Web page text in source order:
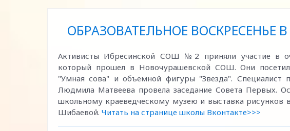
ОБРАЗОВАТЕЛЬНОЕ
Активисты Ибресинской СОШ №2 приняли участие в
который прошел в Новочурашевской СОШ. Они
"Умная сова" и объемной фигуры "Звезда". Специалист
Людмила Матвеева провела заседание Совета Первых.
школьному краеведческому музею и выставка
Шибаевой. Читать на странице школы Вконтакте>>>